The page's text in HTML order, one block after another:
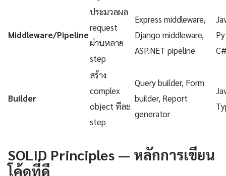
Middleware/Pipeline
ประมวลผล
request
ผ่านหลาย
step
Express middleware,
Django middleware,
ASP.NET pipeline
Builder
สร้าง
complex
object ทีละ
step
Query builder, Form
builder, Report
generator
SOLID Principles — หลักการเขียน
โค้ดที่ดี